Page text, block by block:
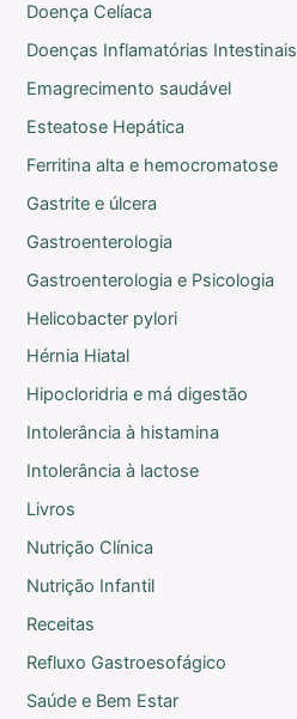
Doença Celíaca
Doenças Inflamatórias Intestinais
Emagrecimento saudável
Esteatose Hepática
Ferritina alta e hemocromatose
Gastrite e úlcera
Gastroenterologia
Gastroenterologia e Psicologia
Helicobacter pylori
Hérnia Hiatal
Hipocloridria e má digestão
Intolerância à histamina
Intolerância à lactose
Livros
Nutrição Clínica
Nutrição Infantil
Receitas
Refluxo Gastroesofágico
Saúde e Bem Estar